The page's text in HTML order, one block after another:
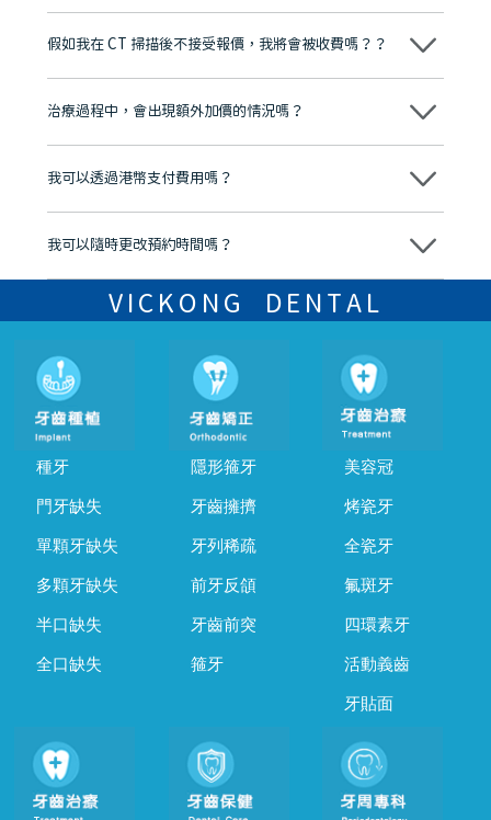
維港口腔踐行「醫道濟世」的大學校訓，各分院匯聚來自香港、內地的
牌」、「2025香港企業領袖品牌」，是諾貝爾種植系統全球放心植牙中
至今已服務超過三十個國家和地區的顧客，受到粵港澳大灣區及周邊城
市市民極高的口碑評價及信任推薦 珠海、深圳設有八大分院，香港亦設
有咨詢及服務保障中心，有任何問題都可以隨時預約免費咨詢，讓人十
假如我在 CT 掃描後不接受報價，我將會被收費嗎？？
不會！只要未開始實際服務之前，你不會被收取任何費用。
治療過程中，會出現額外加價的情況嗎？
不會，治療前我們會詳細說明治療方案及對應的價錢，顧客同意並簽字
我可以透過港幣支付費用嗎？
可以。維港口腔會按照當日匯率轉算收取費用，而匯率會及時告知客人
我可以隨時更改預約時間嗎？
可以，請盡早通過wechat或whatsapp聯絡我們，告知我們你原本預約
的時間及資料，並且重新預約的日期及時段
VICKONG DENTAL
種牙
門牙缺失
單顆牙缺失
多顆牙缺失
半口缺失
全口缺失
隱形箍牙
牙齒擁擠
牙列稀疏
前牙反頜
牙齒前突
箍牙
美容冠
烤瓷牙
全瓷牙
氟斑牙
四環素牙
活動義齒
牙貼面